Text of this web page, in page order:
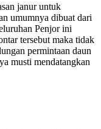
janur untuk
umumnya dibuat dari
Penjor ini
tersebut maka tidak
permintaan daun
musti mendatangkan